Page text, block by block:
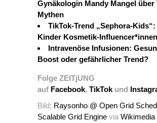
Gynäkologin Mandy Mangel über
Mythen
TikTok-Trend „Sephora-Kids“:
Kinder Kosmetik-
Intravenöse Infusionen:
Boost oder gefährlicher Trend?
Folge ZEITjUNG
auf Facebook, TikTok und
Bild: Raysonho @ Open Grid
Scalable Grid Engine via Wikimedia